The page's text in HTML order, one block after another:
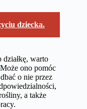
dziecka.
działkę, warto
ono pomóc
o nie przez
a także